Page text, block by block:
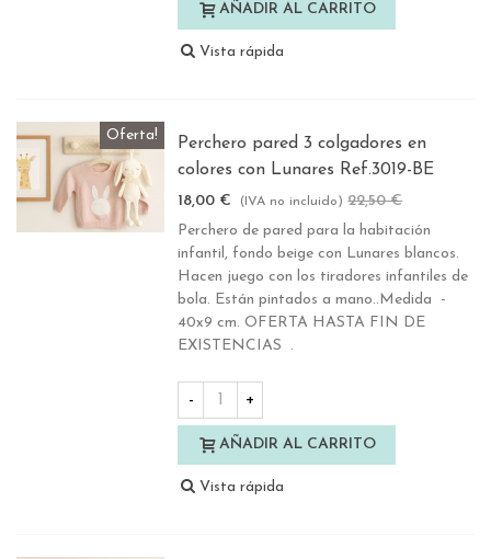
AÑADIR AL CARRITO
Vista rápida
Oferta!
Perchero pared 3 colgadores en
colores con Lunares Ref.3019-BE
18,00 € (IVA no incluido) 22,50 €
Perchero de pared para la habitación
infantil, fondo beige con Lunares blancos.
Hacen juego con los tiradores infantiles de
bola. Están pintados a mano..Medida -
40x9 cm. OFERTA HASTA FIN DE
EXISTENCIAS .
- +
AÑADIR AL CARRITO
Vista rápida